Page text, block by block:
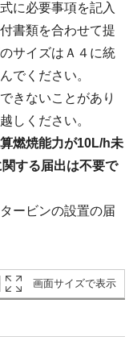
に必要事項を記入
書類を合わせて提
サイズはＡ４に統
でください。
きないことがあり
しください。
燃焼能力が10L/h未
する届出は不要で
ービンの設置の届
画面サイズで表示